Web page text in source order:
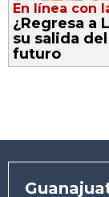
En línea con
¿Regresa a
su salida
futuro